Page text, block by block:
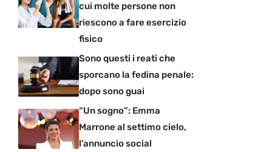
cui molte persone non
riescono a fare esercizio
fisico
Sono questi i reati che
sporcano la fedina penale:
dopo sono guai
“Un sogno”: Emma
Marrone al settimo cielo,
l’annuncio social